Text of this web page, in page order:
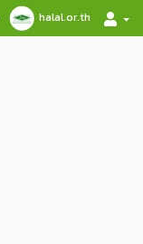
halal.or.th